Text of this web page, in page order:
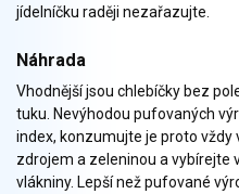
Nápoje nealkoholické
Restaurace, jídelny, hotová
Fastfood
Studená kuchyně,
jídelníčku raději nezařazujte.
Náhrada
Vhodnější jsou chlebíčky bez
tuku. Nevýhodou pufovaných
index, konzumujte je proto vždy
zdrojem a zeleninou a vybírejte
vlákniny. Lepší než pufované